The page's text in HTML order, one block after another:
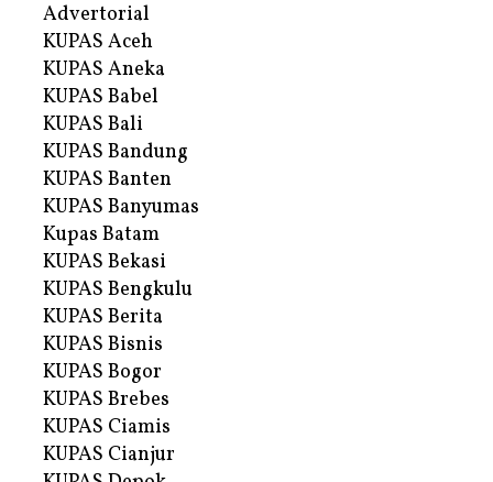
Advertorial
KUPAS Aceh
KUPAS Aneka
KUPAS Babel
KUPAS Bali
KUPAS Bandung
KUPAS Banten
KUPAS Banyumas
Kupas Batam
KUPAS Bekasi
KUPAS Bengkulu
KUPAS Berita
KUPAS Bisnis
KUPAS Bogor
KUPAS Brebes
KUPAS Ciamis
KUPAS Cianjur